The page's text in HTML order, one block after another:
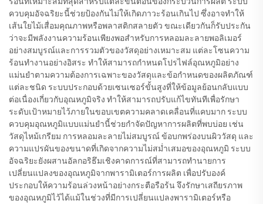
ควบคุมอัจฉริยะนี้ช่วยป้องกันไม่ให้เกิดภาวะร้อนเกินไป ซึ่งอาจทำให้
เส้นใยไม้เสื่อมคุณภาพหรือพลาสติกสลายตัว ขณะเดียวกันก็รับประกัน
ว่าจะมีพลังงานความร้อนเพียงพอสำหรับการหลอมละลายพอลิเมอร์
อย่างสมบูรณ์และการรวมตัวของวัสดุอย่างเหมาะสม แต่ละโซนความ
ร้อนทำงานอย่างอิสระ ทำให้สามารถกำหนดโปรไฟล์อุณหภูมิอย่าง
แม่นยำตามความต้องการเฉพาะของวัสดุและข้อกำหนดของผลิตภัณฑ์
แต่ละชนิด ระบบประกอบด้วยเซนเซอร์ขั้นสูงที่ให้ข้อมูลย้อนกลับแบบ
ต่อเนื่องเกี่ยวกับอุณหภูมิจริง ทำให้สามารถปรับแก้ไขทันทีเพื่อรักษา
ระดับเป้าหมายไว้ภายในขอบเขตความคลาดเคลื่อนที่แคบมาก ระบบ
ควบคุมอุณหภูมิแบบแม่นยำนี้ช่วยกำจัดปัญหาการผลิตที่พบบ่อย เช่น
วัสดุไหม้เกรียม การหลอมละลายไม่สมบูรณ์ ข้อบกพร่องบนผิววัสดุ และ
ความแปรผันของขนาดที่เกิดจากความไม่สม่ำเสมอของอุณหภูมิ ระบบ
อัจฉริยะยังผสานอัลกอริธึมเชิงคาดการณ์ที่สามารถทำนายการ
เปลี่ยนแปลงของอุณหภูมิจากพารามิเตอร์การผลิต เพื่อปรับองค์
ประกอบให้ความร้อนล่วงหน้าอย่างกระตือรือร้น จึงรักษาเสถียรภาพ
ของอุณหภูมิไว้ได้แม้ในช่วงที่มีการเปลี่ยนแปลงพารามิเตอร์หรือ